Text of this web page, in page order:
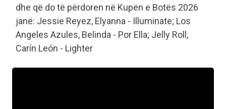
dhe që do të përdoren në Kupën e Botës 2026
janë: Jessie Reyez, Elyanna - Illuminate; Los
Angeles Azules, Belinda - Por Ella; Jelly Roll,
Carín León - Lighter